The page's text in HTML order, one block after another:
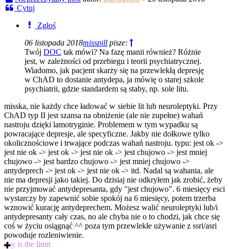
Cytuj
Zgłoś
06 listopada 2018misspill pisze:
Twój DOC tak mówi? Na fazę manii również? Różnie
jest, w zależności od przebiegu i teorii psychiatrycznej.
Wiadomo, jak pacjent skarży się na przewlekłą depresję
w ChAD to dostanie antydepa, ja mówię o starej szkole
psychiatrii, gdzie standardem są staby, np. sole litu.
misska, nie każdy chce ładować w siebie lit lub neuroleptyki. Przy
ChAD typ II jest szansa na obniżenie (ale nie zupełne) wahań
nastroju dzięki lamotryginie. Problemem w tym wypadku są
powracające depresje, ale specyficzne. Jakby nie dołkowe tylko
okolicznościowe i trwające podczas wahań nastroju. typu: jest ok ->
jest nie ok -> jest ok -> jest nie ok -> jest chujowo -> jest mniej
chujowo -> jest bardzo chujowo -> jest mniej chujowo ->
antydeprech -> jest ok -> jest nie ok -> itd. Nadal są wahania, ale
nie ma depresji jako takiej. Do dzisiaj nie odkryłem jak zrobić, żeby
nie przyjmować antydepresanta, gdy "jest chujowo". 6 miesięcy esci
wystarczy by zapewnić sobie spokój na 6 miesięcy, potem trzerba
wznowić kurację antydeprechem. Możesz walić neuroleptyki lub/i
antydepresanty cały czas, no ale chyba nie o to chodzi, jak chce się
coś w życiu osiągnąć ^^ poza tym przewlekłe używanie z ssri/asri
powoduje rozleniwienie.
sky is the limit